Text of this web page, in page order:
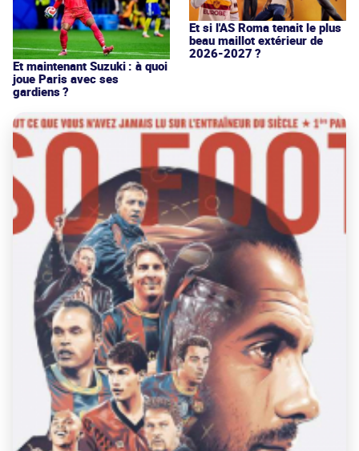
Et maintenant Suzuki : à quoi
joue Paris avec ses
gardiens ?
Et si l'AS Roma tenait le plus
beau maillot extérieur de
2026-2027 ?